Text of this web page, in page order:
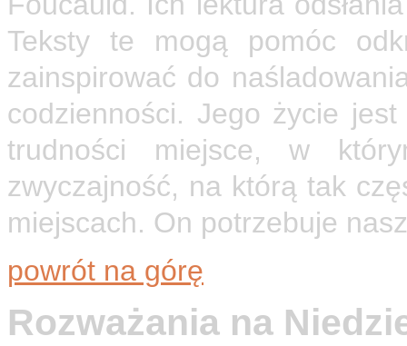
Teksty te mogą pomóc
zainspirować do
codzienności. Jego życie
trudności miejsce, w
zwyczajność, na którą tak
miejscach. On potrzebuje
powrót na górę
Rozważania na